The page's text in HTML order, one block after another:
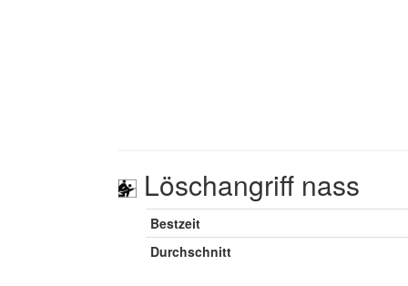
Löschangriff nass
Bestzeit
Durchschnitt